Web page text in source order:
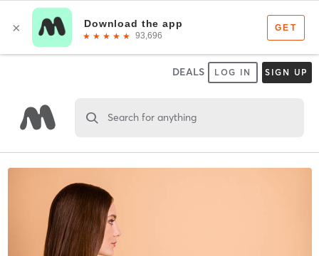
DEALS LOG IN SIGN UP
Search for anything